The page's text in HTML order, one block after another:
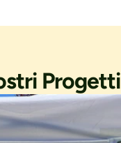
Progetti